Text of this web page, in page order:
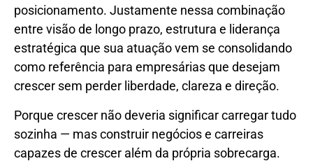
posicionamento. Justamente nessa combinação
entre visão de longo prazo, estrutura e liderança
estratégica que sua atuação vem se consolidando
como referência para empresárias que desejam
crescer sem perder liberdade, clareza e direção.
Porque crescer não deveria significar carregar tudo
sozinha — mas construir negócios e carreiras
capazes de crescer além da própria sobrecarga.